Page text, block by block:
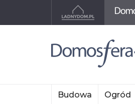
Budowa Ogród